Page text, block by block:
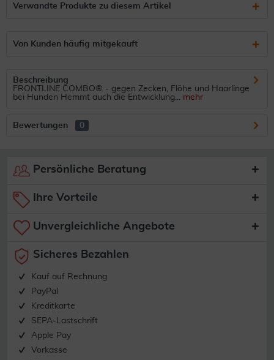
Verwandte Produkte zu diesem Artikel
Von Kunden häufig mitgekauft
Beschreibung
FRONTLINE COMBO® - gegen Zecken, Flöhe und Haarlinge
bei Hunden Hemmt auch die Entwicklung... mehr
Bewertungen 0
Persönliche Beratung
Ihre Vorteile
Unvergleichliche Angebote
Sicheres Bezahlen
Kauf auf Rechnung
PayPal
Kreditkarte
SEPA-Lastschrift
Apple Pay
Vorkasse